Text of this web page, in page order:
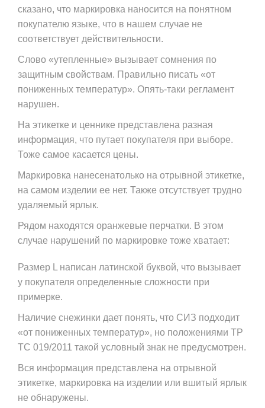
сказано, что маркировка наносится на понятном
покупателю языке, что в нашем случае не
соответствует действительности.
Слово «утепленные» вызывает сомнения по
защитным свойствам. Правильно писать «от
пониженных температур». Опять-таки регламент
нарушен.
На этикетке и ценнике представлена разная
информация, что путает покупателя при выборе.
Тоже самое касается цены.
Маркировка нанесенатолько на отрывной этикетке,
на самом изделии ее нет. Также отсутствует трудно
удаляемый ярлык.
Рядом находятся оранжевые перчатки. В этом
случае нарушений по маркировке тоже хватает:
Размер L написан латинской буквой, что вызывает
у покупателя определенные сложности при
примерке.
Наличие снежинки дает понять, что СИЗ подходит
«от пониженных температур», но положениями ТР
ТС 019/2011 такой условный знак не предусмотрен.
Вся информация представлена на отрывной
этикетке, маркировка на изделии или вшитый ярлык
не обнаружены.